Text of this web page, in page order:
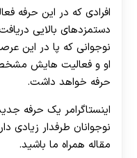
افرادی که در این حرفه
دستمزدهای بالایی
نوجوانی که پا در این
او و فعالیت هایش
حرفه خواهد داشت.
اینستاگرامر یک حرفه
نوجوانان طرفدار زیادی
مقاله همراه ما باشید.